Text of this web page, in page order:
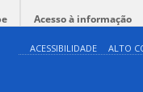
Acesso à informação
ACESSIBILIDADE ALTO